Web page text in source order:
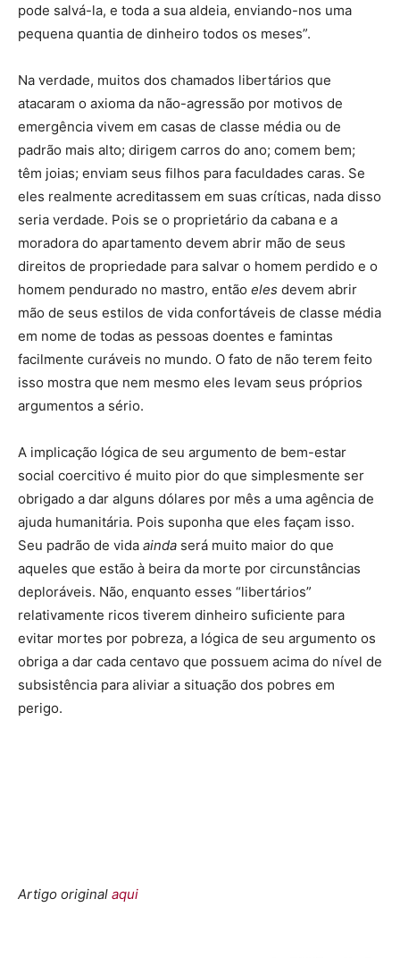
pode salvá-la, e toda a sua aldeia, enviando-nos uma
pequena quantia de dinheiro todos os meses”.
Na verdade, muitos dos chamados libertários que
atacaram o axioma da não-agressão por motivos de
emergência vivem em casas de classe média ou de
padrão mais alto; dirigem carros do ano; comem bem;
têm joias; enviam seus filhos para faculdades caras. Se
eles realmente acreditassem em suas críticas, nada disso
seria verdade. Pois se o proprietário da cabana e a
moradora do apartamento devem abrir mão de seus
direitos de propriedade para salvar o homem perdido e o
homem pendurado no mastro, então eles devem abrir
mão de seus estilos de vida confortáveis ​​​​de classe média
em nome de todas as pessoas doentes e famintas
facilmente curáveis no mundo. O fato de não terem feito
isso mostra que nem mesmo eles levam seus próprios
argumentos a sério.
A implicação lógica de seu argumento de bem-estar
social coercitivo é muito pior do que simplesmente ser
obrigado a dar alguns dólares por mês a uma agência de
ajuda humanitária. Pois suponha que eles façam isso.
Seu padrão de vida ainda será muito maior do que
aqueles que estão à beira da morte por circunstâncias
deploráveis. Não, enquanto esses “libertários”
relativamente ricos tiverem dinheiro suficiente para
evitar mortes por pobreza, a lógica de seu argumento os
obriga a dar cada centavo que possuem acima do nível de
subsistência para aliviar a situação dos pobres em
perigo.
Artigo original aqui